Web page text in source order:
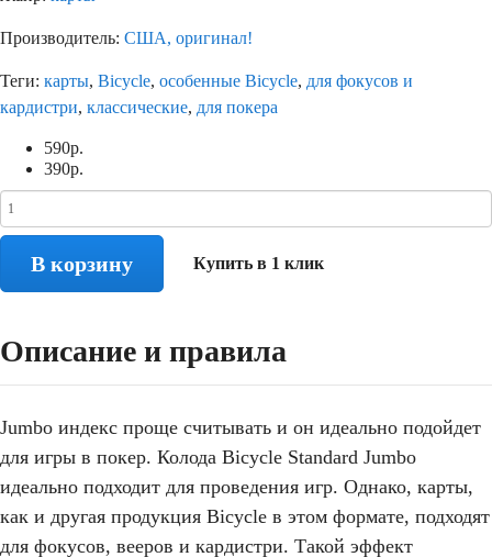
Производитель: США, оригинал!
Теги: карты, Bicycle, особенные Bicycle, для фокусов и
кардистри, классические, для покера
590р.
390р.
В корзину Купить в 1 клик
Описание и правила
Jumbo индекс проще считывать и он идеально подойдет
для игры в покер. Колода Bicycle Standard Jumbo
идеально подходит для проведения игр. Однако, карты,
как и другая продукция Bicycle в этом формате, подходят
для фокусов, вееров и кардистри. Такой эффект